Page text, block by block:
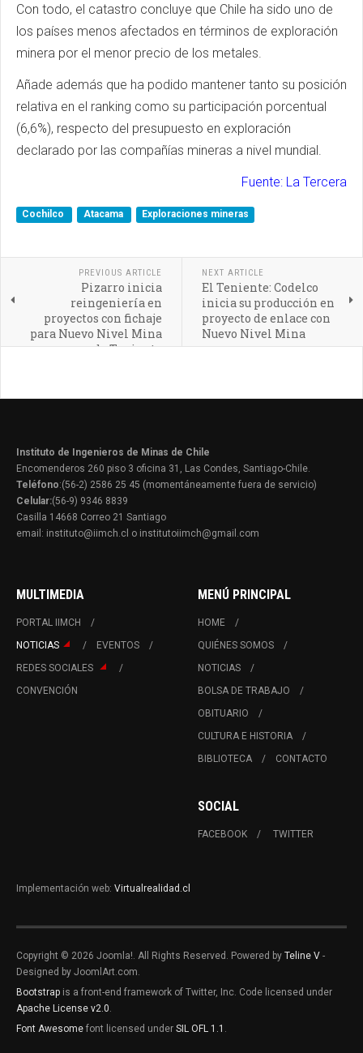
Con todo, el catastro concluye que Chile ha sido uno de
los países menos afectados en términos de exploración
minera por el menor precio de los metales.
Añade además que ha podido mantener tanto su posición
relativa en el ranking como su participación porcentual
(6,6%), respecto del presupuesto en exploración
declarado por las compañías mineras a nivel mundial.
Fuente: La Tercera
Cochilco Atacama Exploraciones mineras
PREVIOUS ARTICLE
Pizarro inicia
reingeniería en
proyectos con fichaje
para Nuevo Nivel Mina
de Teniente
NEXT ARTICLE
El Teniente: Codelco
inicia su producción en
proyecto de enlace con
Nuevo Nivel Mina
Instituto de Ingenieros de Minas de Chile
Encomenderos 260 piso 3 oficina 31, Las Condes, Santiago-Chile.
Teléfono:(56-2) 2586 25 45 (momentáneamente fuera de servicio)
Celular:(56-9) 9346 8839
Casilla 14668 Correo 21 Santiago
email: instituto@iimch.cl o institutoiimch@gmail.com
MULTIMEDIA
PORTAL IIMCH
NOTICIAS
EVENTOS
REDES SOCIALES
CONVENCIÓN
MENÚ PRINCIPAL
HOME
QUIÉNES SOMOS
NOTICIAS
BOLSA DE TRABAJO
OBITUARIO
CULTURA E HISTORIA
BIBLIOTECA
CONTACTO
SOCIAL
FACEBOOK TWITTER
Implementación web: Virtualrealidad.cl
Copyright © 2026 Joomla!. All Rights Reserved. Powered by Teline V -
Designed by JoomlArt.com.
Bootstrap is a front-end framework of Twitter, Inc. Code licensed under
Apache License v2.0
Font Awesome font licensed under SIL OFL 1.1